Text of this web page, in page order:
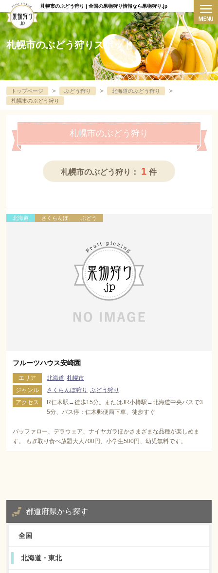
札幌市のぶどう狩り | 全国の果物狩り情報なら果物狩り.jp
札幌市のぶどう狩りスポット
トップページ ＞ ぶどう狩り ＞ 北海道のぶどう狩り ＞
札幌市のぶどう狩り
札幌市のぶどう狩り
札幌市のぶどう狩り： 1 件
北海道 さくらんぼ ぶどう
フルーツハウス安崎園
エリア 北海道 札幌市
ジャンル
さくらんぼ狩り ぶどう狩り
アクセス
R仁木駅→徒歩15分。またはJR小樽駅→北海道中央バスで3
5分、バス停：仁木郵便局下車、徒歩すぐ
バッファロー、デラウェア、ナイヤガラほかさまざまな品種が楽しめま
す。 もぎ取り食べ放題大人700円、小学生500円、幼児無料です。
都道府県から探す
全国
北海道・東北